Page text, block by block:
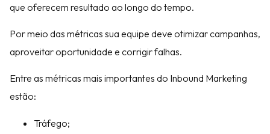
que oferecem resultado ao longo do tempo.
Por meio das métricas sua equipe deve otimizar campanhas,
aproveitar oportunidade e corrigir falhas.
Entre as métricas mais importantes do Inbound Marketing
estão:
Tráfego;